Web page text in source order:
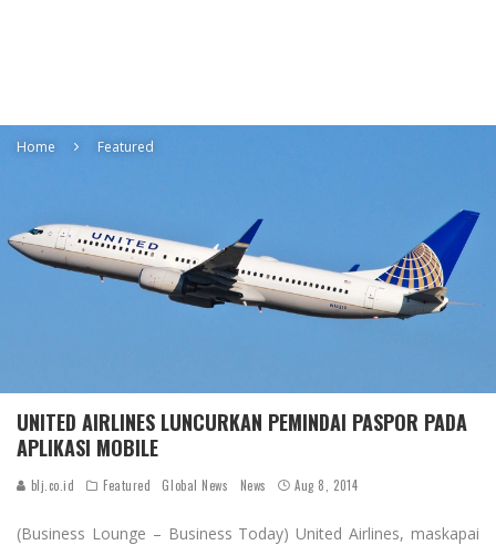
Home Featured
UNITED AIRLINES LUNCURKAN PEMINDAI PASPOR PADA
APLIKASI MOBILE
blj.co.id Featured Global News News Aug 8, 2014
(Business Lounge – Business Today) United Airlines, maskapai